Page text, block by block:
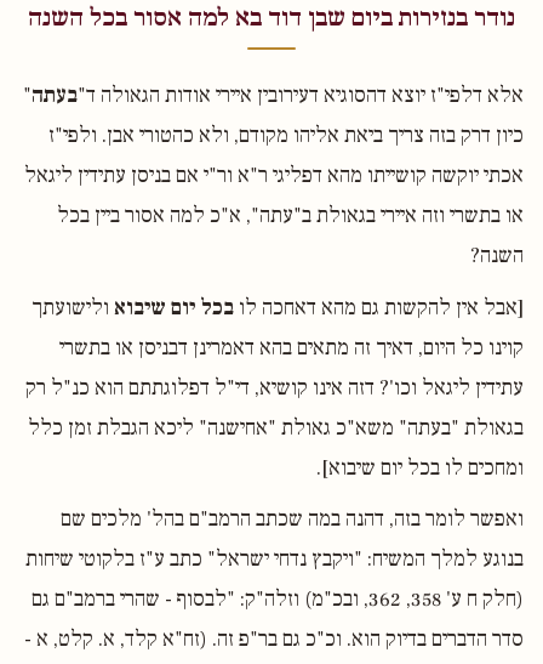
נודר בנזירות ביום שבן דוד בא למה אסור בכל השנה
אלא דלפי"ז יוצא דהסוגיא דעירובין איירי אודות הגאולה ד"בעתה"
כיון דרק בזה צריך ביאת אליהו מקודם, ולא כהטורי אבן. ולפי"ז
אכתי יוקשה קושייתו מהא דפליגי ר"א ור"י אם בניסן עתידין ליגאל
או בתשרי וזה איירי בגאולת ב"עתה", א"כ למה אסור ביין בכל
השנה?
[אבל אין להקשות גם מהא דאחכה לו בכל יום שיבוא ולישועתך
קוינו כל היום, דאיך זה מתאים בהא דאמרינן דבניסן או בתשרי
עתידין ליגאל וכו'? דזה אינו קושיא, די"ל דפלוגתתם הוא כנ"ל רק
בגאולת "בעתה" משא"כ גאולת "אחישנה" ליכא הגבלת זמן כלל
ומחכים לו בכל יום שיבוא].
ואפשר לומר בזה, דהנה במה שכתב הרמב"ם בהל' מלכים שם
בנוגע למלך המשיח: "ויקבץ נדחי ישראל" כתב ע"ז בלקוטי שיחות
(חלק ח ע' 358, 362, ובכ"מ) וזלה"ק: "לבסוף - שהרי ברמב"ם גם
סדר הדברים בדיוק הוא. וכ"כ גם בר"פ זה. (זח"א קלד, א. קלט, א -